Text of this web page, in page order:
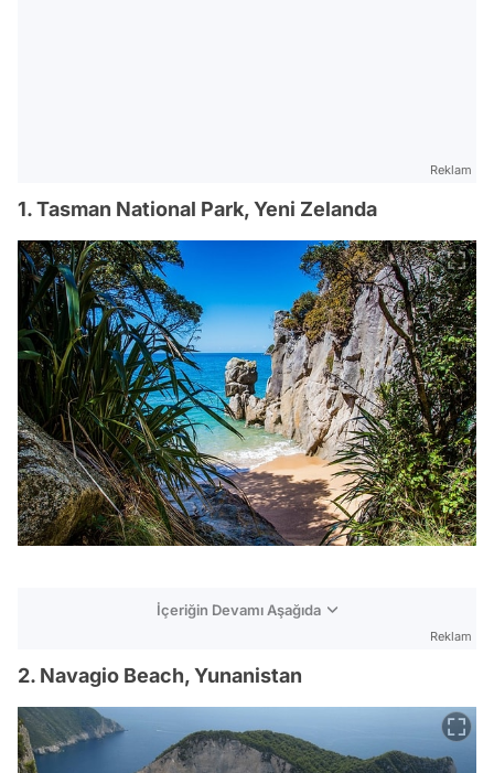
Reklam
1. Tasman National Park, Yeni Zelanda
İçeriğin Devamı Aşağıda
Reklam
2. Navagio Beach, Yunanistan